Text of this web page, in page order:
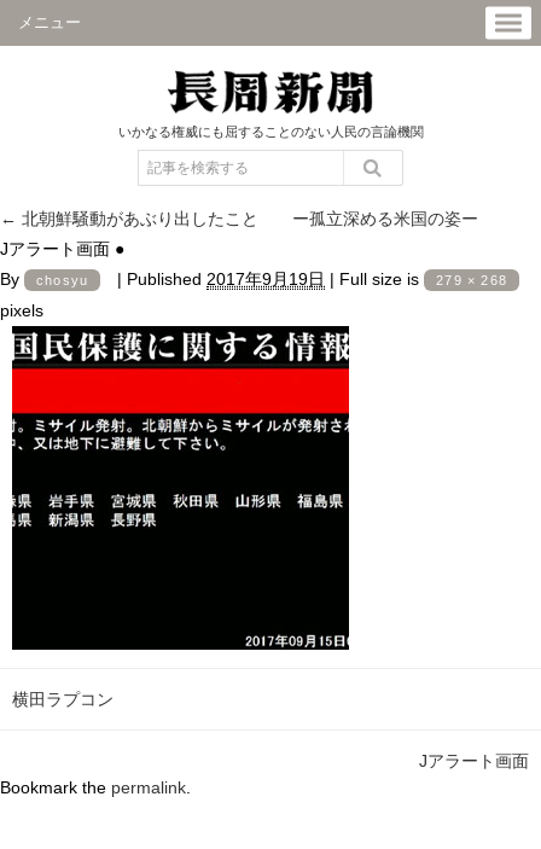
メニュー
いかなる権威にも屈することのない人民の言論機関
← 北朝鮮騒動があぶり出したこと ー孤立深める米国の姿ー
Jアラート画面 ●
By
chosyu | Published 2017年9月19日 | Full size is 279 × 268
pixels
横田ラプコン
Jアラート画面
Bookmark the permalink